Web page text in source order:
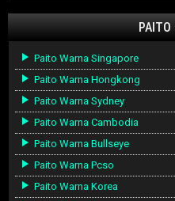
PAITO
Paito Warna Singapore
Paito Warna Hongkong
Paito Warna Sydney
Paito Warna Cambodia
Paito Warna Bullseye
Paito Warna Pcso
Paito Warna Korea